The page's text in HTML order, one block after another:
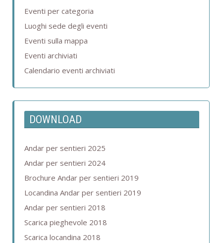
Eventi per categoria
Luoghi sede degli eventi
Eventi sulla mappa
Eventi archiviati
Calendario eventi archiviati
DOWNLOAD
Andar per sentieri 2025
Andar per sentieri 2024
Brochure Andar per sentieri 2019
Locandina Andar per sentieri 2019
Andar per sentieri 2018
Scarica pieghevole 2018
Scarica locandina 2018